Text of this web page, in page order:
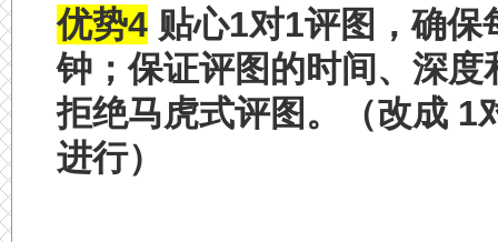
优势4 贴心1对1评图，确
钟；保证评图的时间、深度
拒绝马虎式评图。（改成 1
进行）